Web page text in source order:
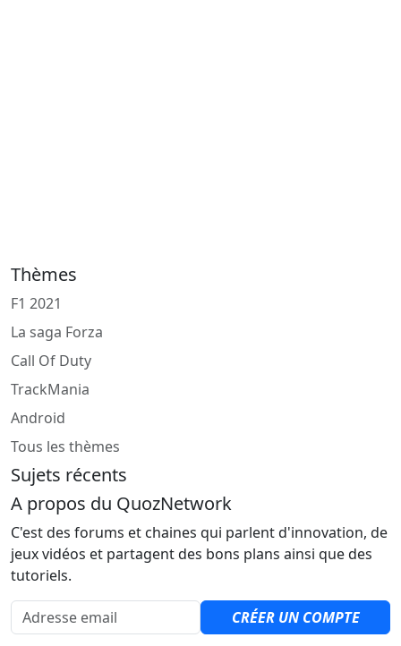
Thèmes
F1 2021
La saga Forza
Call Of Duty
TrackMania
Android
Tous les thèmes
Sujets récents
A propos du QuozNetwork
C'est des forums et chaines qui parlent d'innovation, de
jeux vidéos et partagent des bons plans ainsi que des
tutoriels.
Adresse email
CRÉER UN COMPTE